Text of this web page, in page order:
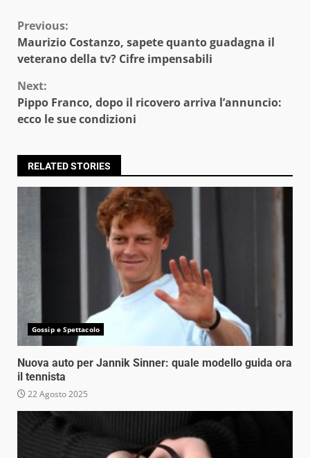
Continue
Reading
Previous:
Maurizio Costanzo, sapete quanto guadagna il
veterano della tv? Cifre impensabili
Next:
Pippo Franco, dopo il ricovero arriva l’annuncio:
ecco le sue condizioni
RELATED STORIES
Gossip e Spettacolo
Nuova auto per Jannik Sinner: quale modello guida ora
il tennista
22 Agosto 2025